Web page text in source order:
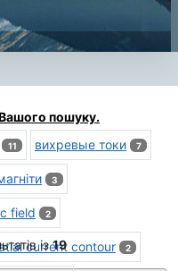
пошуку.
11 вихревые токи 7
3
field 2
current contour 2
із19